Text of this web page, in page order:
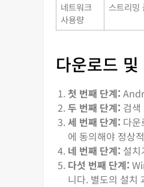
네트워크
사용량
스트리
다운로드
첫 번째 단계:
두 번째 단계: 검
세 번째 단계: 다
에 동의해야 정상
네 번째 단계: 설
다섯 번째 단계:
니다. 별도의 설치